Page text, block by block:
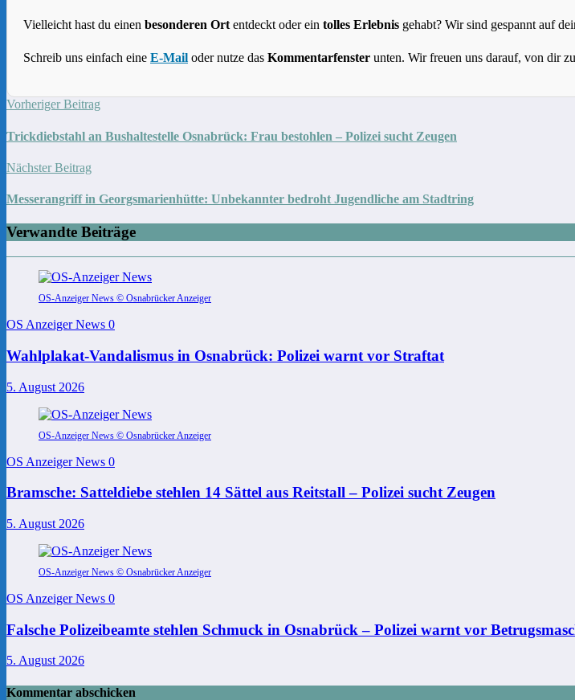
Vielleicht hast du einen besonderen Ort entdeckt oder ein tolles Erlebnis gehabt? Wir sind gespannt auf
Schreib uns einfach eine E-Mail oder nutze das Kommentarfenster unten. Wir freuen uns darauf, von dir
Vorheriger Beitrag
Trickdiebstahl an Bushaltestelle Osnabrück: Frau bestohlen – Polizei sucht Zeugen
Nächster Beitrag
Messerangriff in Georgsmarienhütte: Unbekannter bedroht Jugendliche am Stadtring
Verwandte Beiträge
OS-Anzeiger News © Osnabrücker Anzeiger
OS Anzeiger News 0
Wahlplakat-Vandalismus in Osnabrück: Polizei warnt vor Straftat
5. August 2026
OS-Anzeiger News © Osnabrücker Anzeiger
OS Anzeiger News 0
Bramsche: Satteldiebe stehlen 14 Sättel aus Reitstall – Polizei sucht Zeugen
5. August 2026
OS-Anzeiger News © Osnabrücker Anzeiger
OS Anzeiger News 0
Falsche Polizeibeamte stehlen Schmuck in Osnabrück – Polizei warnt vor
5. August 2026
Kommentar abschicken